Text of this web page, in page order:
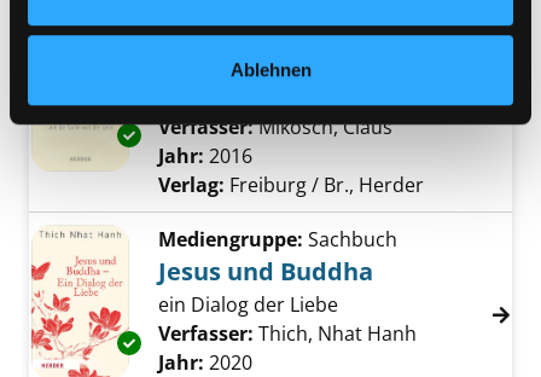
Ablehnen
Exemplar-Details von Der kleine Buddha
Mediengruppe:Belletristik
Der kleine Buddha und die
Verfasser:Mikosch, ClausSuche nach
Jahr: 2016
Verlag: Freiburg / Br., Herder
Exemplar-Details von Jesus und Buddha
Mediengruppe: Sachbuch
Jesus und Buddha
ein Dialog der Liebe
Verfasser: Thich, Nhat Hanh
Jahr: 2020